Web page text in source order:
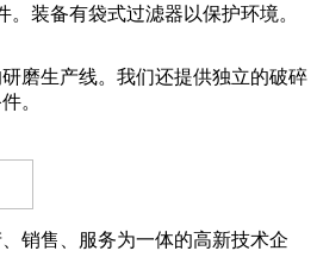
。装备有袋式过滤器以保护环境。
磨生产线。我们还提供独立的破碎
。
销售、服务为一体的高新技术企